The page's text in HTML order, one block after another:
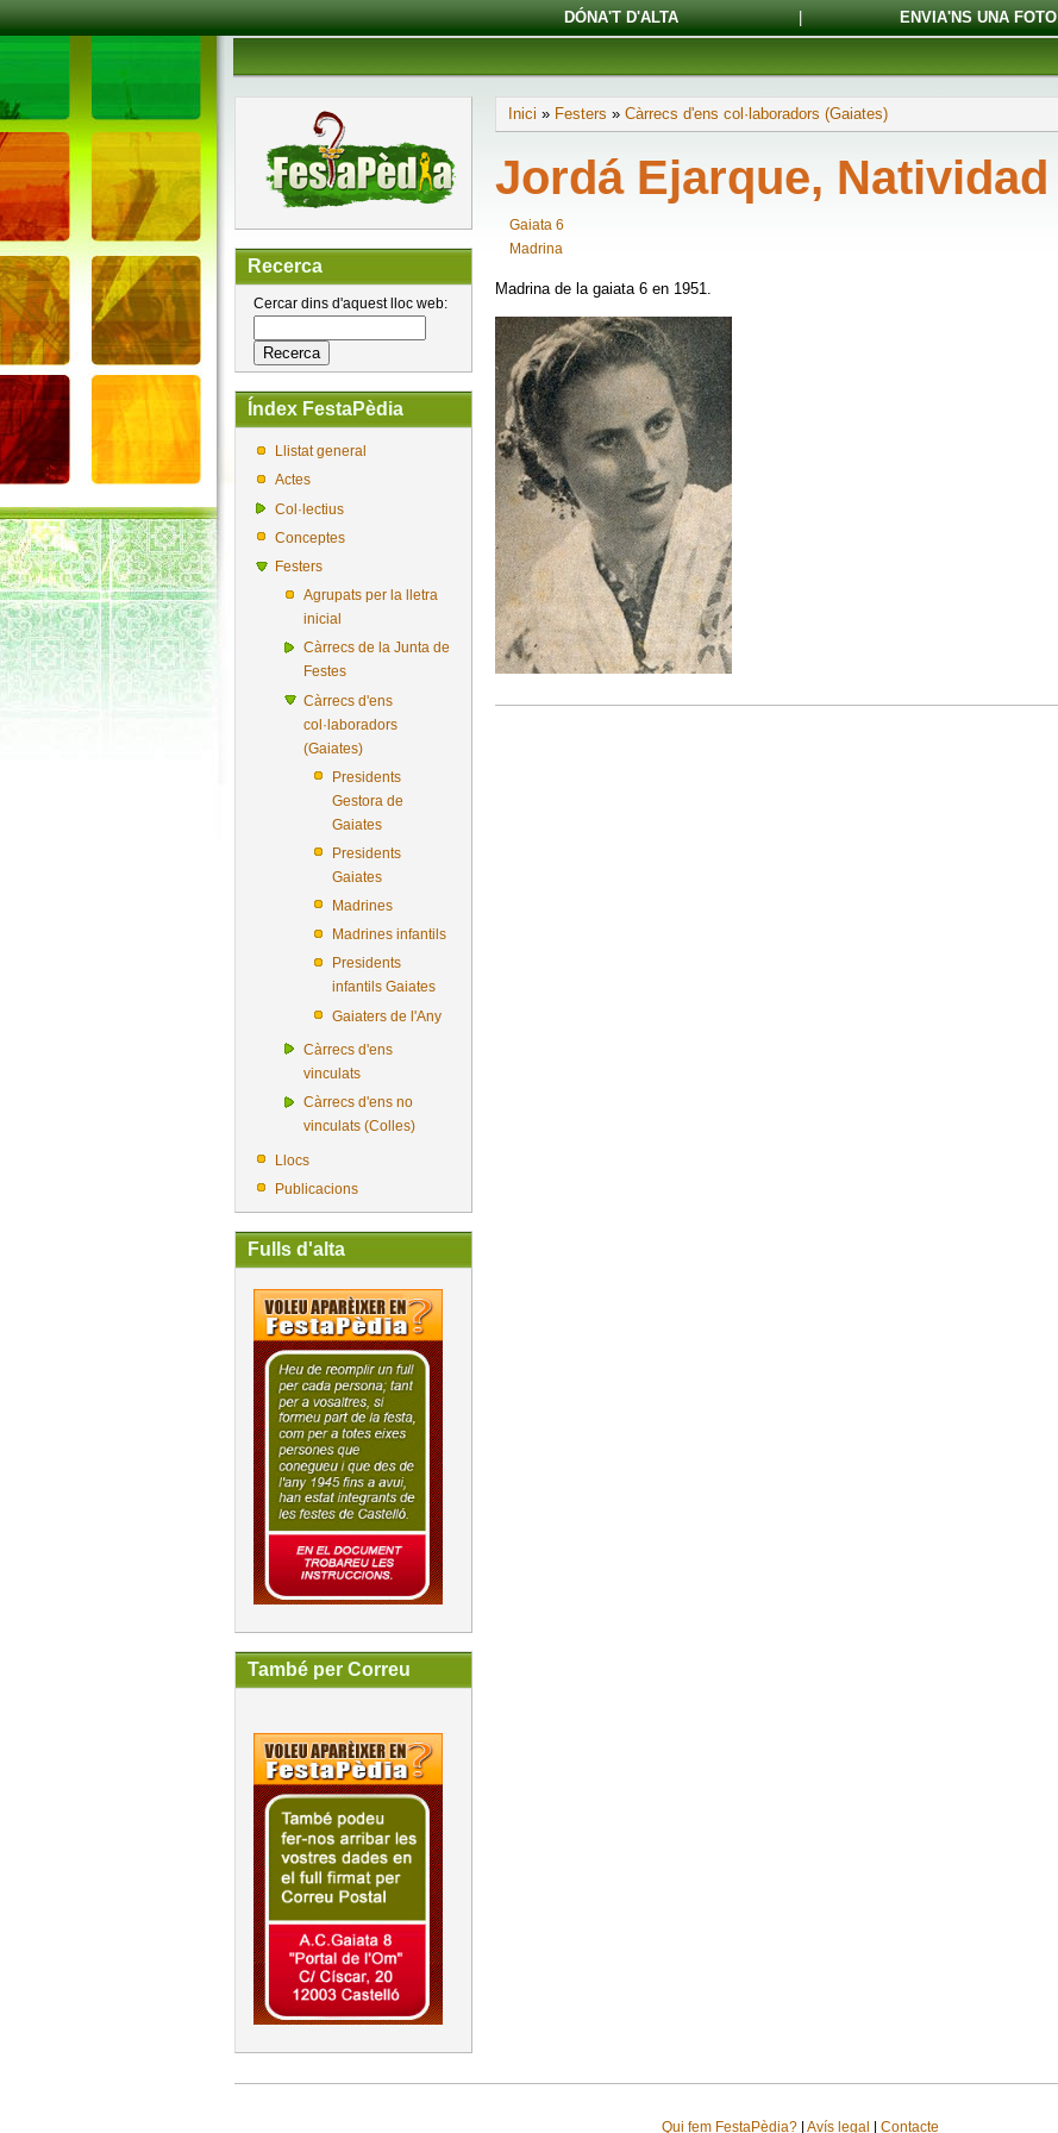
DÓNA'T D'ALTA | ENVIA'NS UNA FOTO
Recerca
Cercar dins d'aquest lloc web:
Índex FestaPèdia
Llistat general
Actes
Col·lectius
Conceptes
Festers
Agrupats per la lletra
inicial
Càrrecs de la Junta de
Festes
Càrrecs d'ens
col·laboradors
(Gaiates)
Presidents
Gestora de
Gaiates
Presidents
Gaiates
Madrines
Madrines infantils
Presidents
infantils Gaiates
Gaiaters de l'Any
Càrrecs d'ens
vinculats
Càrrecs d'ens no
vinculats (Colles)
Llocs
Publicacions
Fulls d'alta
També per Correu
Inici » Festers » Càrrecs d'ens col·laboradors (Gaiates)
Jordá Ejarque, Natividad
Gaiata 6
Madrina
Madrina de la gaiata 6 en 1951.
Qui fem FestaPèdia?| Avís legal Contacte